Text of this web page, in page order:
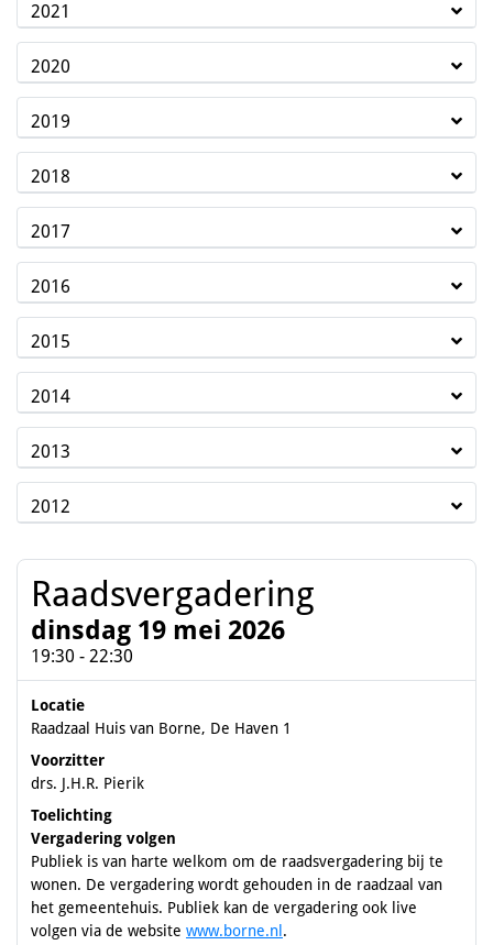
2021
2020
2019
2018
2017
2016
2015
2014
2013
2012
Raadsvergadering
dinsdag 19 mei 2026
19:30 - 22:30
Locatie
Raadzaal Huis van Borne, De Haven 1
Voorzitter
drs. J.H.R. Pierik
Toelichting
Vergadering volgen
Publiek is van harte welkom om de raadsvergadering bij te
wonen. De vergadering wordt gehouden in de raadzaal van
het gemeentehuis. Publiek kan de vergadering ook live
volgen via de website www.borne.nl .